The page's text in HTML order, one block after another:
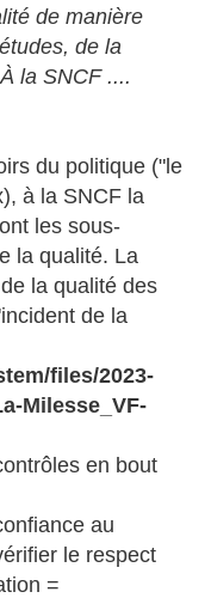
de manière
de la
la SNCF ....
du politique ("le
à la SNCF la
les sous-
la qualité. La
la qualité des
de la
files/2023-
Milesse_VF-
en bout
au
le respect
=